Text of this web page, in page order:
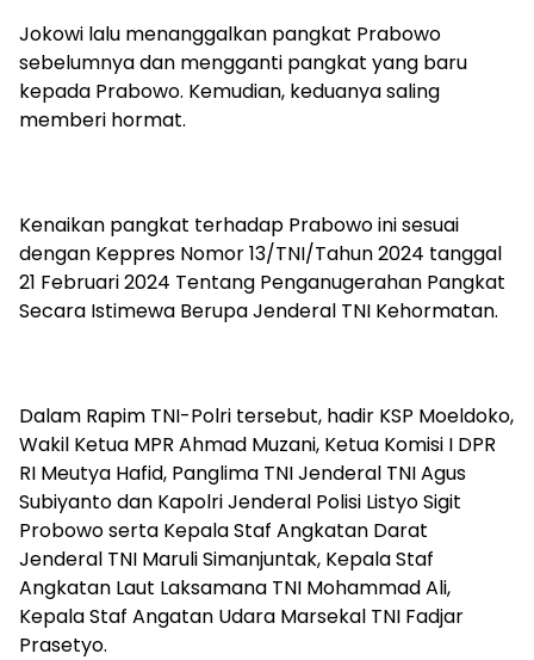
Jokowi lalu menanggalkan pangkat Prabowo
sebelumnya dan mengganti pangkat yang baru
kepada Prabowo. Kemudian, keduanya saling
memberi hormat.
Kenaikan pangkat terhadap Prabowo ini sesuai
dengan Keppres Nomor 13/TNI/Tahun 2024 tanggal
21 Februari 2024 Tentang Penganugerahan Pangkat
Secara Istimewa Berupa Jenderal TNI Kehormatan.
Dalam Rapim TNI-Polri tersebut, hadir KSP Moeldoko,
Wakil Ketua MPR Ahmad Muzani, Ketua Komisi I DPR
RI Meutya Hafid, Panglima TNI Jenderal TNI Agus
Subiyanto dan Kapolri Jenderal Polisi Listyo Sigit
Probowo serta Kepala Staf Angkatan Darat
Jenderal TNI Maruli Simanjuntak, Kepala Staf
Angkatan Laut Laksamana TNI Mohammad Ali,
Kepala Staf Angatan Udara Marsekal TNI Fadjar
Prasetyo.